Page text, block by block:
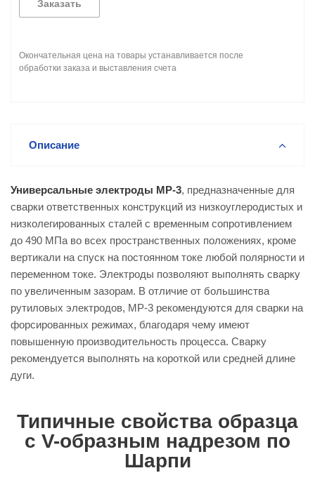
Заказать
Окончательная цена на товары устанавливается после
обработки заказа и выставления счета
Описание
Универсальные электроды МР-3, предназначенные для
сварки ответственных конструкций из низкоуглеродистых и
низколегированных сталей с временным сопротивлением
до 490 МПа во всех пространственных положениях, кроме
вертикали на спуск на постоянном токе любой полярности и
переменном токе. Электроды позволяют выполнять сварку
по увеличенным зазорам. В отличие от большинства
рутиловых электродов, МР-3 рекомендуются для сварки на
форсированных режимах, благодаря чему имеют
повышенную производительность процесса. Сварку
рекомендуется выполнять на короткой или средней длине
дуги.
Типичные свойства образца
с V-образным надрезом по
Шарпи